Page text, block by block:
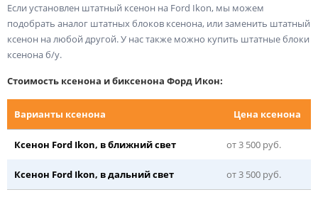
Если установлен штатный ксенон на Ford Ikon, мы можем
подобрать аналог штатных блоков ксенона, или заменить штатный
ксенон на любой другой. У нас также можно купить штатные блоки
ксенона б/у.
Стоимость ксенона и биксенона Форд Икон:
Варианты ксенона Цена ксенона
Ксенон Ford Ikon, в ближний свет от 3 500 руб.
Ксенон Ford Ikon, в дальний свет от 3 500 руб.